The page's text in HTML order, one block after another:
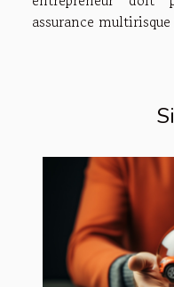
assurance